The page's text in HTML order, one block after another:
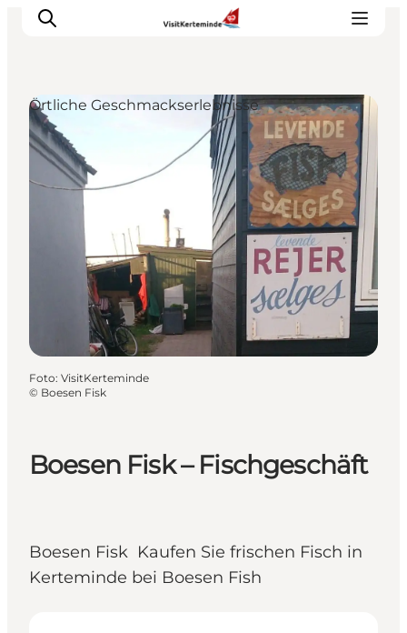
Sehenswürdigkeiten
Aktivitäten
Essen und trinken
Unterkünfte
Reiseplanung
Veranstaltungen
Boesen Fisk – Fischgeschäft
Boesen Fisk Kaufen Sie frischen Fisch in
Kerteminde bei Boesen Fish
Örtliche Geschmackserlebnisse
Foto: VisitKerteminde
© Boesen Fisk